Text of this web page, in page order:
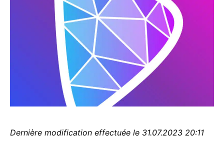
Dernière modification effectuée le 31.07.2023 20:11